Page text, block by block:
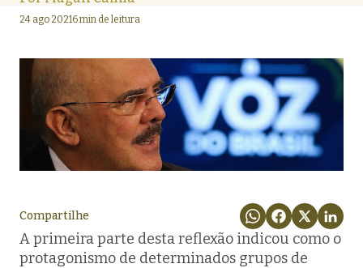
24 ago 20216 min de leitura
Compartilhe
A primeira parte desta reflexão indicou como o
protagonismo de determinados grupos de